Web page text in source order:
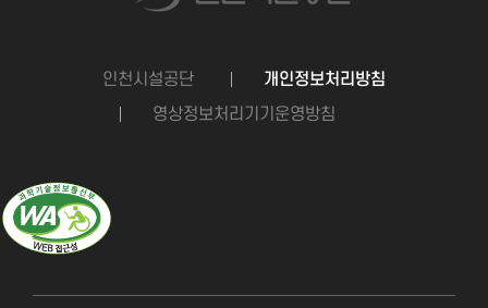
인천시설공단
개인정보처리방침
영상정보처리기기운영방침